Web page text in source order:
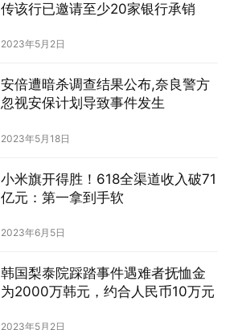
传该行已邀请至少20家银行承销
2023年5月2日
安倍遭暗杀调查结果公布,奈良警方
忽视安保计划导致事件发生
2023年5月18日
小米旗开得胜！618全渠道收入破71
亿元：第一拿到手软
2023年6月5日
韩国梨泰院踩踏事件遇难者抚恤金
为2000万韩元，约合人民币10万元
2023年5月2日